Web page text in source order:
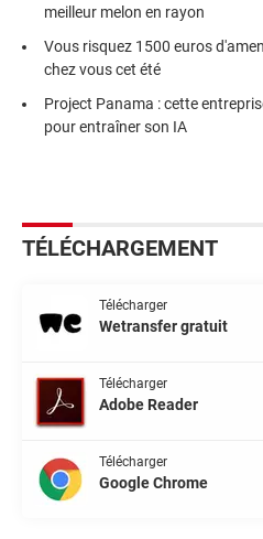
meilleur melon en rayon
Vous risquez 1500 euros
chez vous cet été
Project Panama : cette
pour entraîner son IA
TÉLÉCHARGEMENT
Télécharger
Wetransfer gratuit
Télécharger
Adobe Reader
Télécharger
Google Chrome